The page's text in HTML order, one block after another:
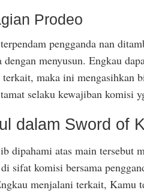
Prodeo
pengganda nan
menyusun. Engkau
terkait, maka ini mengasihkan
selaku kewajiban komisi
dalam Sword of
dipahami atas main tersebut
sifat komisi bersama
menjalani terkait, Kamu